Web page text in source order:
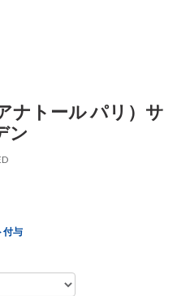
ナトール パリ）サ
ン
付与